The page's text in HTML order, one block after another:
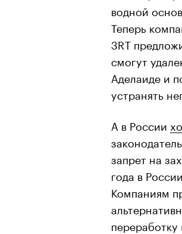
водной
Теперь
3RT
смогут
Аделаиде и
устранять
А в России
запрет на
года в
Компаниям
переработку